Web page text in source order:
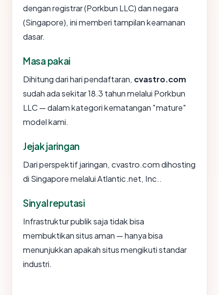
dengan registrar (Porkbun LLC) dan negara
(Singapore), ini memberi tampilan keamanan
dasar.
Masa pakai
Dihitung dari hari pendaftaran, cvastro.com
sudah ada sekitar 18.3 tahun melalui Porkbun
LLC — dalam kategori kematangan "mature"
model kami.
Jejak jaringan
Dari perspektif jaringan, cvastro.com dihosting
di Singapore melalui Atlantic.net, Inc..
Sinyal reputasi
Infrastruktur publik saja tidak bisa
membuktikan situs aman — hanya bisa
menunjukkan apakah situs mengikuti standar
industri.